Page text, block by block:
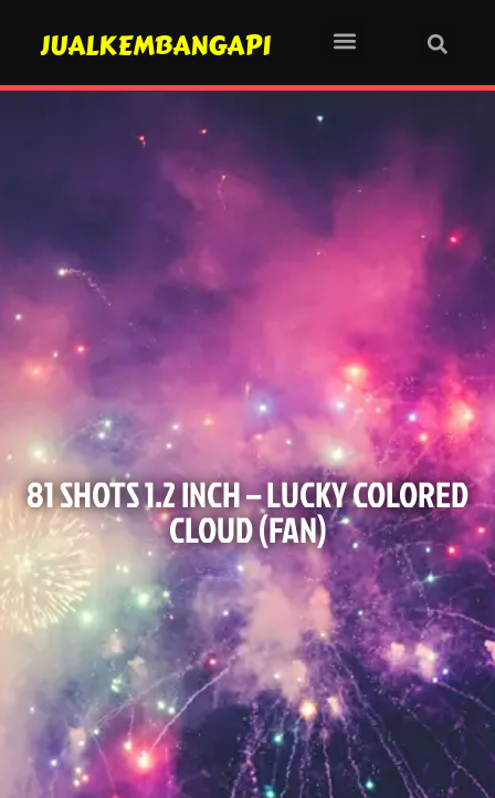
JUALKEMBANGAPI
81 SHOTS 1.2 INCH – LUCKY COLORED
CLOUD (FAN)